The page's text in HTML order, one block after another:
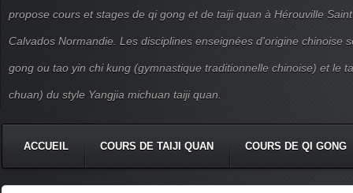
propose cours et stages de qi gong et de taiji quan à Hérouville
Calvados Normandie. Les disciplines enseignées d'origine chinoise
gong ou tao yin chi kung (gymnastique traditionnelle chinoise) et le
chuan) du style Yangjia michuan taiji quan.
ACCUEIL COURS DE TAIJI QUAN COURS DE QI GONG